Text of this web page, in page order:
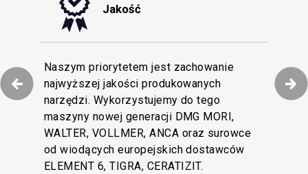
Jakość
Naszym priorytetem jest zachowanie
najwyższej jakości produkowanych
narzędzi. Wykorzystujemy do tego
maszyny nowej generacji DMG MORI,
WALTER, VOLLMER, ANCA oraz surowce
od wiodących europejskich dostawców
ELEMENT 6, TIGRA, CERATIZIT.
procesów
efektywną
Klientów i
na
magazyn z
dostępności
Dokładamy wszelkich starań, by obsługa
Klienta w naszej firmie pozostawała na
najwyższym poziomie. Wielojęzyczny
zespół Obsługi Klienta wesprze Cię swoją
wiedzą techniczną i doświadczeniem.